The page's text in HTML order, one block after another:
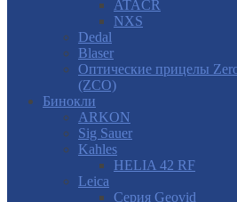
ATACR
NXS
Dedal
Blaser
Оптические прицелы
(ZCO)
Бинокли
ARKON
Sig Sauer
Kahles
HELIA 42 RF
Leica
Серия Geovid